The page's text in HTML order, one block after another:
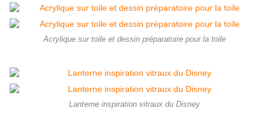
Acrylique sur toile et dessin préparatoire pour la toile
Lanterne inspiration vitraux du Disney